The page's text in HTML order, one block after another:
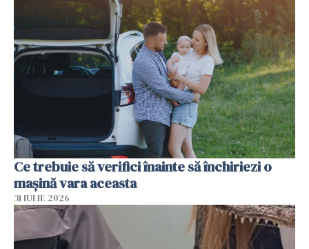
Ce trebuie să verifici înainte să închiriezi o
mașină vara aceasta
31 IULIE 2026